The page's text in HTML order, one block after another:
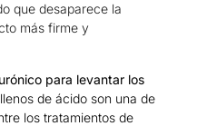
que desaparece la
más firme y
para levantar los
de ácido son una de
los tratamientos de